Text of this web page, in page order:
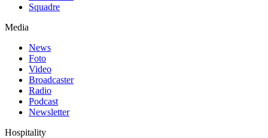
Squadre
Media
News
Foto
Video
Broadcaster
Radio
Podcast
Newsletter
Hospitality